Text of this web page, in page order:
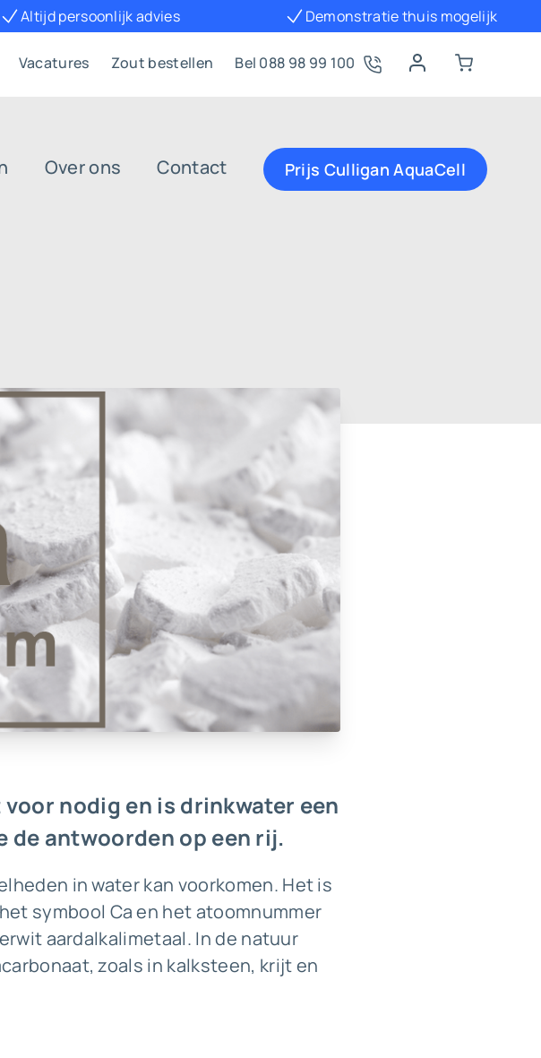
Altijd persoonlijk advies Demonstratie thuis mogelijk
Vacatures Zout bestellen Bel 088 98 99 100
Over ons Contact Prijs Culligan AquaCell
nodig en is drinkwater een
de antwoorden op een rij.
in water kan voorkomen. Het is
symbool Ca en het atoomnummer
aardalkalimetaal. In de natuur
zoals in kalksteen, krijt en